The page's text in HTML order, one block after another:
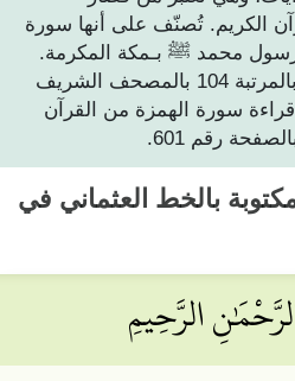
الكريم. تُصنّف على أنها سورة
محمد ﷺ بـمكة المكرمة.
وتأتي في الترتيب القرآني بالمرتبة 104 بالمصحف الشريف
سورة الهمزة من القرآن
رقم 601.
بالخط العثماني في
الرَّحِيمِ